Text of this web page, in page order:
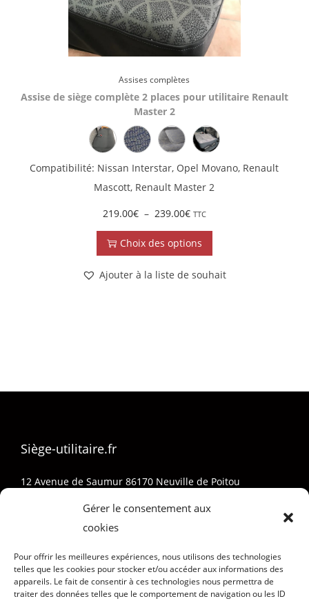
Gérer le consentement aux
cookies
Pour offrir les meilleures expériences, nous utilisons des technologies
telles que les cookies pour stocker et/ou accéder aux informations des
appareils. Le fait de consentir à ces technologies nous permettra de
traiter des données telles que le comportement de navigation ou les ID
Assises complètes
Assise de siège complète 2 places pour utilitaire Renault
Master 2
Compatibilité: Nissan Interstar, Opel Movano, Renault
Mascott, Renault Master 2
219.00€ – 239.00€ TTC
Choix des options
Ajouter à la liste de souhait
Siège-utilitaire.fr
12 Avenue de Saumur 86170 Neuville de Poitou
Sieges-Pro@outlook.fr